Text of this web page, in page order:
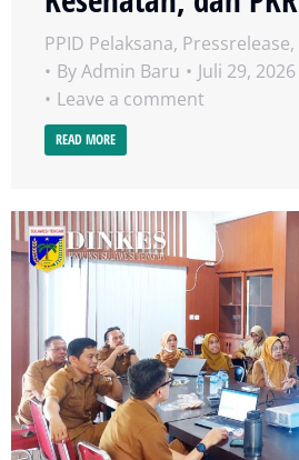
PPID Pelaksana, Pressrelease,
ByAdmin Baru
Juli 29, 2026
Leave a comment
READ MORE